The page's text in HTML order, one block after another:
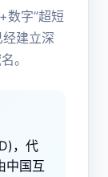
数字”超短
建立深
。
，代
中国互